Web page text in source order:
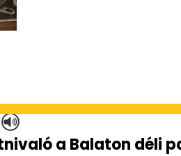
a Balaton déli